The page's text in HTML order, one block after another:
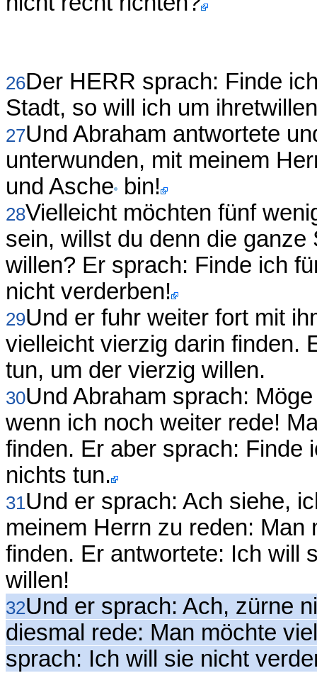
26Der HERR sprach: Finde
Stadt, so will ich um
27Und Abraham antwortete
unterwunden, mit meinem
und Asche bin!
28Vielleicht möchten fünf
sein, willst du denn die
willen? Er sprach: Finde ich
nicht verderben!
29Und er fuhr weiter fort mit
vielleicht vierzig darin finden.
tun, um der vierzig willen.
30Und Abraham sprach:
wenn ich noch weiter rede!
finden. Er aber sprach: Finde
nichts tun.
31Und er sprach: Ach siehe,
meinem Herrn zu reden:
finden. Er antwortete: Ich will
willen!
32Und er sprach: Ach, zürne
diesmal rede: Man möchte
sprach: Ich will sie nicht